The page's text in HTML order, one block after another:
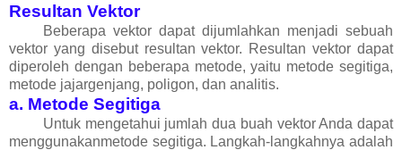
Resultan Vektor
Beberapa vektor dapat dijumlahkan menjadi sebuah
vektor yang disebut resultan vektor. Resultan vektor dapat
diperoleh dengan beberapa metode, yaitu metode segitiga,
metode jajargenjang, poligon, dan analitis.
a. Metode Segitiga
Untuk mengetahui jumlah dua buah vektor Anda dapat
menggunakanmetode segitiga. Langkah-langkahnya adalah